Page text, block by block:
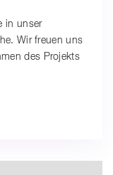
in unser
Wir freuen uns
des Projekts